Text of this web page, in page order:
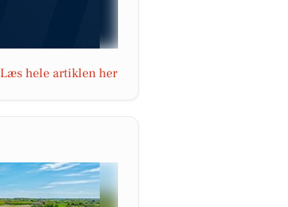
Læs hele artiklen her